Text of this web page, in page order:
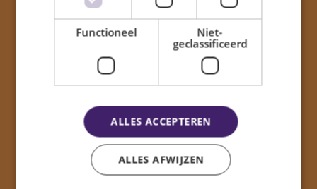
Contact
Oranje Nassauschool
Lijsterstraat 1-3
directie@onschool.nl
023-5714325
Functioneel
Niet-
geclassificeerd
ALLES ACCEPTEREN
ALLES AFWIJZEN